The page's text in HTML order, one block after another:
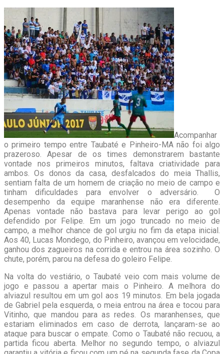
Acompanhar
o primeiro tempo entre Taubaté e Pinheiro-MA não foi algo
prazeroso. Apesar de os times demonstrarem bastante
vontade nos primeiros minutos, faltava criatividade para
ambos. Os donos da casa, desfalcados do meia Thallis,
sentiam falta de um homem de criação no meio de campo e
tinham dificuldades para envolver o adversário. O
desempenho da equipe maranhense não era diferente.
Apenas vontade não bastava para levar perigo ao gol
defendido por Felipe. Em um jogo truncado no meio de
campo, a melhor chance de gol urgiu no fim da etapa inicial.
Aos 40, Lucas Mondego, do Pinheiro, avançou em velocidade,
ganhou dos zagueiros na corrida e entrou na área sozinho. O
chute, porém, parou na defesa do goleiro Felipe.
Na volta do vestiário, o Taubaté veio com mais volume de
jogo e passou a apertar mais o Pinheiro. A melhora do
alviazul resultou em um gol aos 19 minutos. Em bela jogada
de Gabriel pela esquerda, o meia entrou na área e tocou para
Vitinho, que mandou para as redes. Os maranhenses, que
estariam eliminados em caso de derrota, lançaram-se ao
ataque para buscar o empate. Como o Taubaté não recuou, a
partida ficou aberta. Melhor no segundo tempo, o alviazul